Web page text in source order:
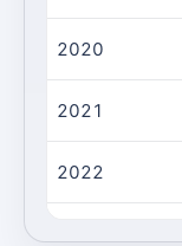
2020
2021
2022